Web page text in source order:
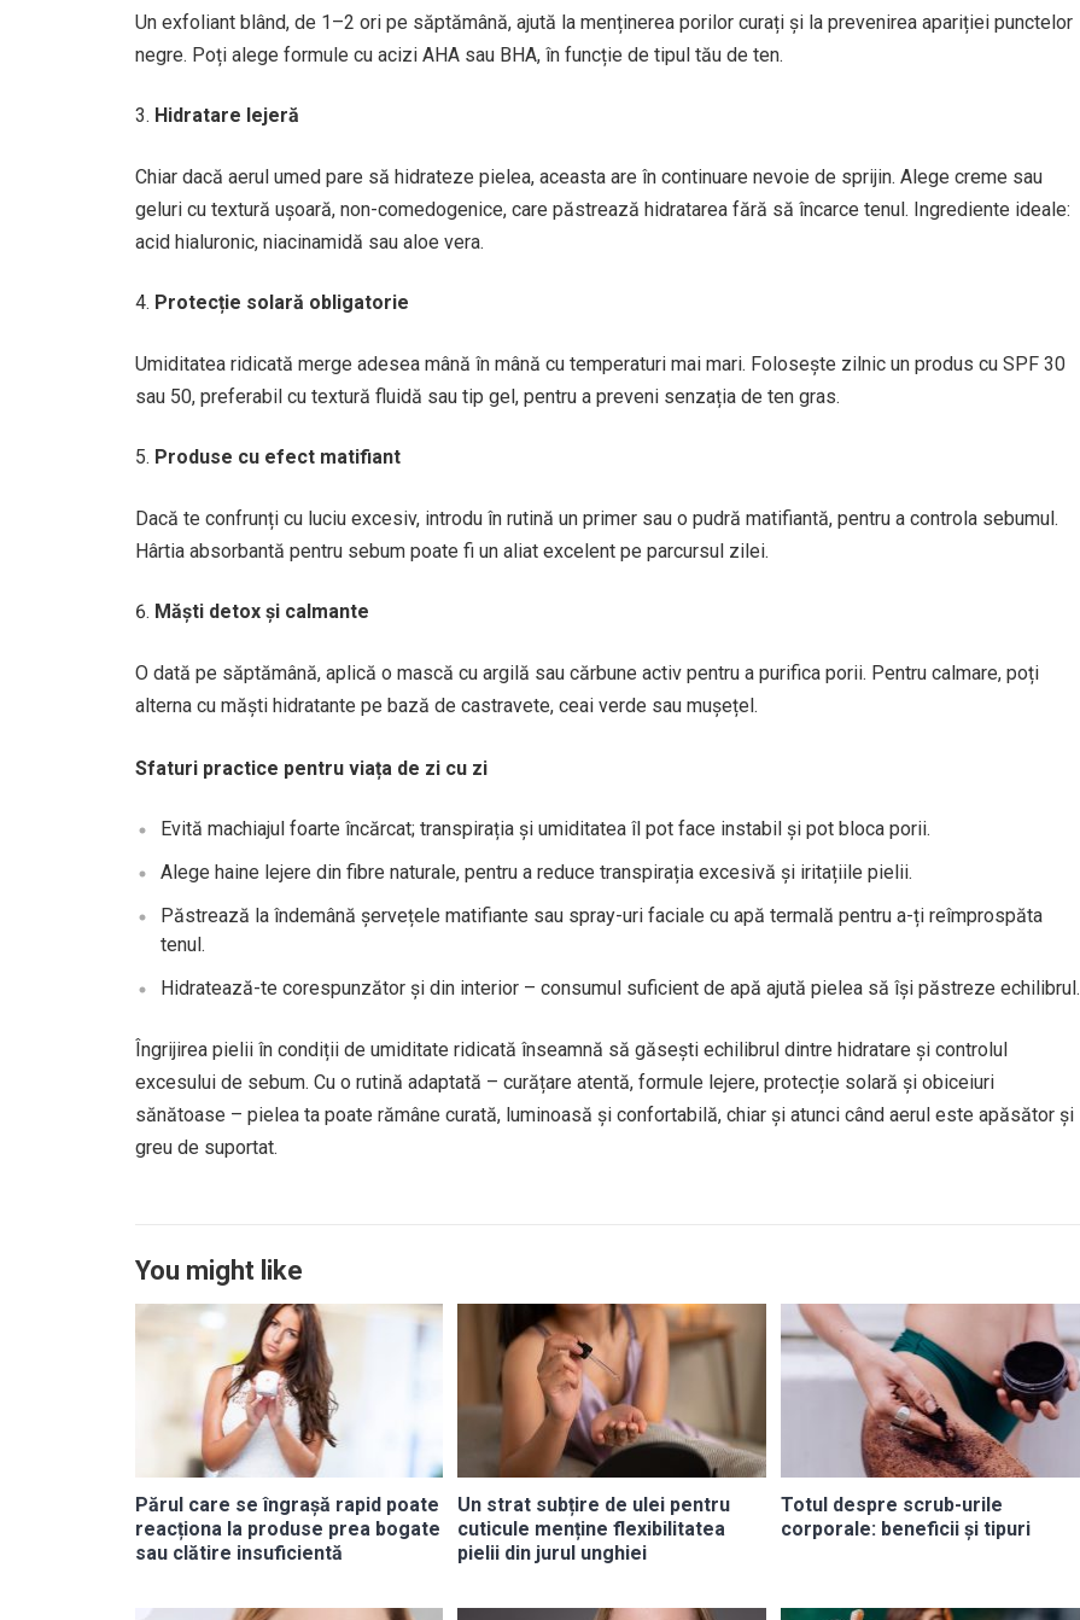
Un exfoliant blând, de 1–2 ori pe săptămână, ajută la menținerea porilor curați și la prevenirea apariției punctelor
negre. Poți alege formule cu acizi AHA sau BHA, în funcție de tipul tău de ten.
Hidratare lejeră
Chiar dacă aerul umed pare să hidrateze pielea, aceasta are în continuare nevoie de sprijin. Alege creme sau
geluri cu textură ușoară, non-comedogenice, care păstrează hidratarea fără să încarce tenul. Ingrediente ideale:
acid hialuronic, niacinamidă sau aloe vera.
Protecție solară obligatorie
Umiditatea ridicată merge adesea mână în mână cu temperaturi mai mari. Folosește zilnic un produs cu SPF 30
sau 50, preferabil cu textură fluidă sau tip gel, pentru a preveni senzația de ten gras.
Produse cu efect matifiant
Dacă te confrunți cu luciu excesiv, introdu în rutină un primer sau o pudră matifiantă, pentru a controla sebumul.
Hârtia absorbantă pentru sebum poate fi un aliat excelent pe parcursul zilei.
Măști detox și calmante
O dată pe săptămână, aplică o mască cu argilă sau cărbune activ pentru a purifica porii. Pentru calmare, poți
alterna cu măști hidratante pe bază de castravete, ceai verde sau mușețel.
Sfaturi practice pentru viața de zi cu zi
Evită machiajul foarte încărcat; transpirația și umiditatea îl pot face instabil și pot bloca porii.
Alege haine lejere din fibre naturale, pentru a reduce transpirația excesivă și iritațiile pielii.
Păstrează la îndemână șervețele matifiante sau spray-uri faciale cu apă termală pentru a-ți reîmprospăta
tenul.
Hidratează-te corespunzător și din interior – consumul suficient de apă ajută pielea să își păstreze echilibrul.
Îngrijirea pielii în condiții de umiditate ridicată înseamnă să găsești echilibrul dintre hidratare și controlul
excesului de sebum. Cu o rutină adaptată – curățare atentă, formule lejere, protecție solară și obiceiuri
sănătoase – pielea ta poate rămâne curată, luminoasă și confortabilă, chiar și atunci când aerul este apăsător și
greu de suportat.
You might like
Părul care se îngrașă rapid poate
reacționa la produse prea bogate
sau clătire insuficientă
Un strat subțire de ulei pentru
cuticule menține flexibilitatea
pielii din jurul unghiei
Totul despre scrub-urile
corporale: beneficii și tipuri